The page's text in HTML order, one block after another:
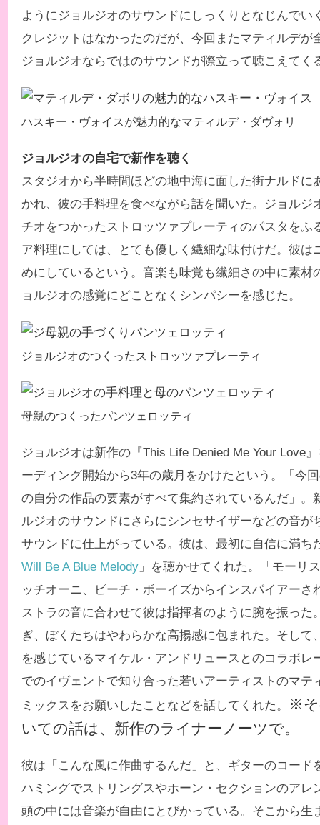
ようにジョルジオのサウンドにしっくりとなじんでい
クレジットはなかったのだが、今回またマティルデが
ジョルジオならではのサウンドが際立って聴こえてく
ハスキー・ヴォイスが魅力的なマティルデ・ダヴォリ
ジョルジオの自宅で新作を聴く
スタジオから半時間ほどの地中海に面した街ナルドに
かれ、彼の手料理を食べながら話を聞いた。ジョルジ
チオをつかったストロッツァプレーティのパスタをふ
ア料理にしては、とても優しく繊細な味付けだ。彼は
めにしているという。音楽も味覚も繊細さの中に素材
ョルジオの感覚にどことなくシンパシーを感じた。
ジョルジオのつくったストロッツァプレーティ
母親のつくったパンツェロッティ
ジョルジオは新作の『This Life Denied Me Your Love
ーディング開始から3年の歳月をかけたという。「今
の自分の作品の要素がすべて集約されているんだ」。
ルジオのサウンドにさらにシンセサイザーなどの音が
サウンドに仕上がっている。彼は、最初に自信に満ち
Will Be A Blue Melody」を聴かせてくれた。「モーリ
ッチオーニ、ビーチ・ボーイズからインスパイアーさ
ストラの音に合わせて彼は指揮者のように腕を振った
ぎ、ぼくたちはやわらかな高揚感に包まれた。そして
を感じているマイケル・アンドリュースとのコラボレ
でのイヴェントで知り合った若いアーティストのマテ
ミックスをお願いしたことなどを話してくれた。
※そ
いての話は、新作のライナーノーツで。
彼は「こんな風に作曲するんだ」と、ギターのコード
ハミングでストリングスやホーン・セクションのアレ
頭の中には音楽が自由にとびかっている。そこから生